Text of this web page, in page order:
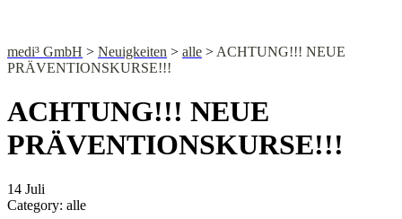
medi³ GmbH > Neuigkeiten > alle > ACHTUNG!!! NEUE
PRÄVENTIONSKURSE!!!
ACHTUNG!!! NEUE
PRÄVENTIONSKURSE!!!
14 Juli
Category: alle